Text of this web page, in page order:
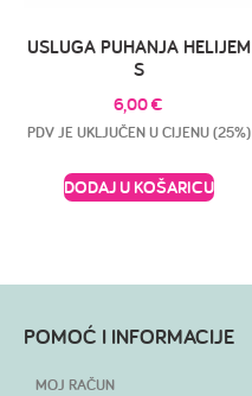
USLUGA PUHANJA HELIJEM
S
6,00€
PDV JE UKLJUČEN U CIJENU (25%)
DODAJ U KOŠARICU
POMOĆ I INFORMACIJE
MOJ RAČUN